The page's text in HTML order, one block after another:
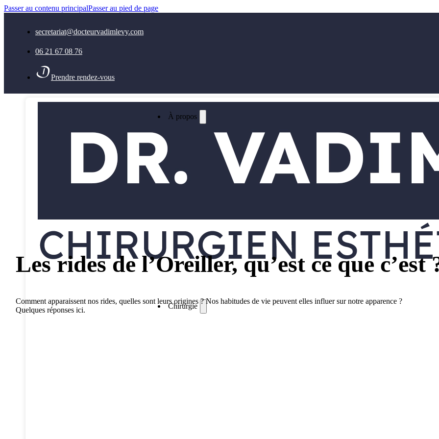
Passer au contenu principalPasser au pied de page
secretariat@docteurvadimlevy.com
06 21 67 08 76
Prendre rendez-vous
À propos
Chirurgie
Les rides de l’Oreiller, qu’est ce que c’est
Comment apparaissent nos rides, quelles sont leurs origines ? Nos habitudes de vie peuvent elles influer sur notre apparence ?
Quelques réponses ici.